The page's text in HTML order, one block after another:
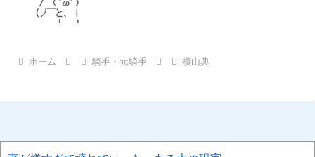
ホーム 騎手・元騎手 横山典